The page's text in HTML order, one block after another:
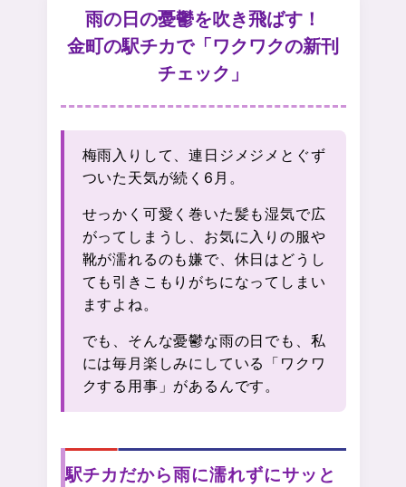
雨の日の憂鬱を吹き飛ばす！
金町の駅チカで「ワクワクの新刊
チェック」
梅雨入りして、連日ジメジメとぐず
ついた天気が続く6月。
せっかく可愛く巻いた髪も湿気で広
がってしまうし、お気に入りの服や
靴が濡れるのも嫌で、休日はどうし
ても引きこもりがちになってしまい
ますよね。
でも、そんな憂鬱な雨の日でも、私
には毎月楽しみにしている「ワクワ
クする用事」があるんです。
駅チカだから雨に濡れずにサッと